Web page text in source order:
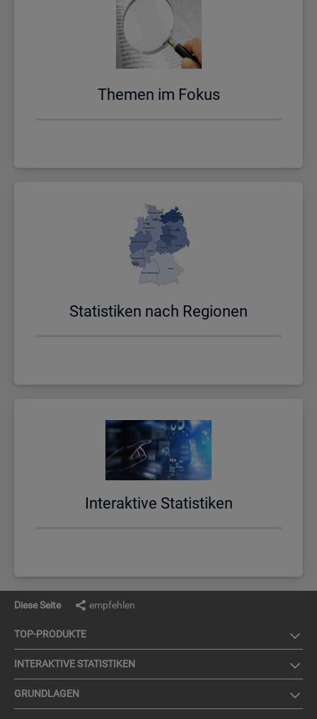
The­men im Fokus
Sta­tis­ti­ken nach Re­gio­nen
In­ter­ak­ti­ve Sta­tis­ti­ken
Diese Seite empfehlen
TOP-PRO­DUK­TE
IN­TER­AK­TI­VE STA­TIS­TI­KEN
GRUND­LA­GEN